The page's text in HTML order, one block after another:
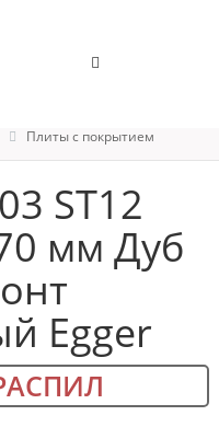
Плиты с покрытием
ST12
мм Дуб
Egger